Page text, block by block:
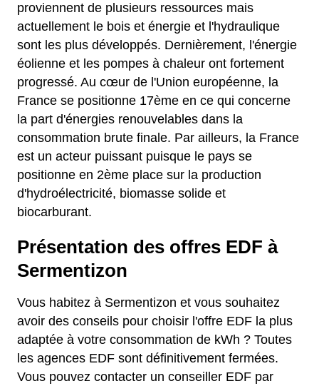
proviennent de plusieurs ressources mais
actuellement le bois et énergie et l'hydraulique
sont les plus développés. Dernièrement, l'énergie
éolienne et les pompes à chaleur ont fortement
progressé. Au cœur de l'Union européenne, la
France se positionne 17ème en ce qui concerne
la part d'énergies renouvelables dans la
consommation brute finale. Par ailleurs, la France
est un acteur puissant puisque le pays se
positionne en 2ème place sur la production
d'hydroélectricité, biomasse solide et
biocarburant.
Présentation des offres EDF à
Sermentizon
Vous habitez à Sermentizon et vous souhaitez
avoir des conseils pour choisir l'offre EDF la plus
adaptée à votre consommation de kWh ? Toutes
les agences EDF sont définitivement fermées.
Vous pouvez contacter un conseiller EDF par